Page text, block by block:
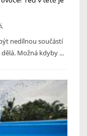
nedílnou součástí
Možná kdyby ...